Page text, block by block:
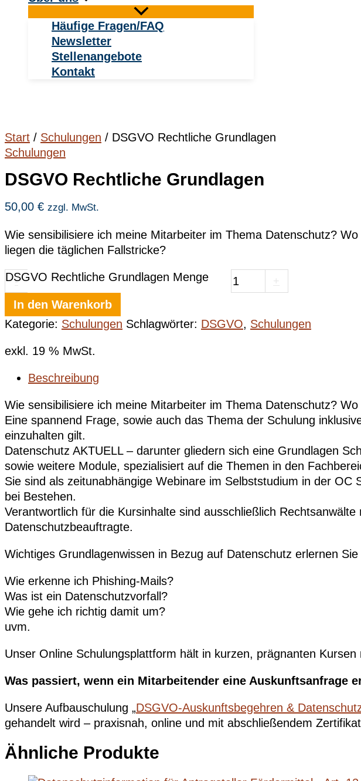
Häufige Fragen/FAQ
Newsletter
Stellenangebote
Kontakt
Start / Schulungen / DSGVO Rechtliche Grundlagen
Schulungen
DSGVO Rechtliche Grundlagen
50,00 € zzgl. MwSt.
Wie sensibilisiere ich meine Mitarbeiter im Thema Datenschutz? Wo
liegen die täglichen Fallstricke?
-
DSGVO Rechtliche Grundlagen Menge
In den Warenkorb
Kategorie: Schulungen Schlagwörter: DSGVO, Schulungen
exkl. 19 % MwSt.
Beschreibung
Wie sensibilisiere ich meine Mitarbeiter im Thema Datenschutz?
Eine spannend Frage, sowie auch das Thema der Schulung
einzuhalten gilt.
Datenschutz AKTUELL – darunter gliedern sich eine Grundlagen
sowie weitere Module, spezialisiert auf die Themen in den
Sie sind als zeitunabhängige Webinare im Selbststudium in der
bei Bestehen.
Verantwortlich für die Kursinhalte sind ausschließlich
Datenschutzbeauftragte.
Wichtiges Grundlagenwissen in Bezug auf Datenschutz erlernen
Wie erkenne ich Phishing-Mails?
Was ist ein Datenschutzvorfall?
Wie gehe ich richtig damit um?
uvm.
Unser Online Schulungsplattform hält in kurzen, prägnanten
Was passiert, wenn ein Mitarbeitender eine Auskunftsanfrage
Unsere Aufbauschulung „DSGVO-Auskunftsbegehren &
gehandelt wird – praxisnah, online und mit abschließendem
Ähnliche Produkte